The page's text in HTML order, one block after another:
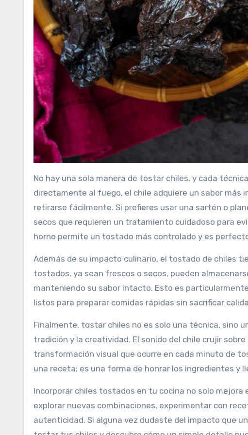
No hay una sola manera de tostar chiles, y cada
directamente al fuego, el chile adquiere un sabor
retirarse fácilmente. Si prefieres usar una sartén o
secos que requieren un tratamiento cuidadoso para
horno permite un tostado más controlado y es
Además de su impacto culinario, el tostado de chiles
tostados, ya sean frescos o secos, pueden
manteniendo su sabor intacto. Esto es
listos para preparar comidas rápidas sin sacrificar
Finalmente, tostar chiles no es solo una técnica, sino
tradición y la creatividad. El sonido del chile crujir
transformación visual que ocurre en cada minuto de
una receta; es una forma de honrar los ingredientes y
Incorporar chiles tostados en tu cocina no solo
explorar nuevas combinaciones, experimentar con
autenticidad. Si alguna vez dudaste del impacto que